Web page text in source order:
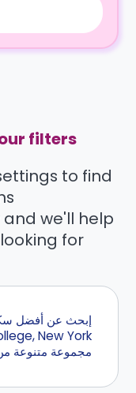
filters.
to find
we'll help
for.
مجموعة متنوعة